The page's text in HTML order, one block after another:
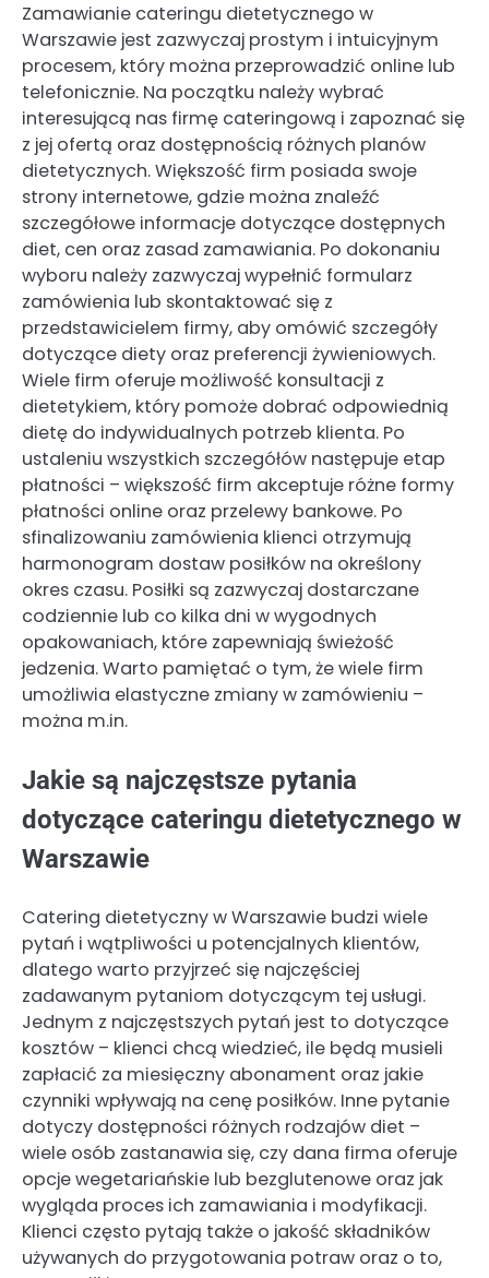
Zamawianie cateringu dietetycznego w
Warszawie jest zazwyczaj prostym i intuicyjnym
procesem, który można przeprowadzić online lub
telefonicznie. Na początku należy wybrać
interesującą nas firmę cateringową i zapoznać się
z jej ofertą oraz dostępnością różnych planów
dietetycznych. Większość firm posiada swoje
strony internetowe, gdzie można znaleźć
szczegółowe informacje dotyczące dostępnych
diet, cen oraz zasad zamawiania. Po dokonaniu
wyboru należy zazwyczaj wypełnić formularz
zamówienia lub skontaktować się z
przedstawicielem firmy, aby omówić szczegóły
dotyczące diety oraz preferencji żywieniowych.
Wiele firm oferuje możliwość konsultacji z
dietetykiem, który pomoże dobrać odpowiednią
dietę do indywidualnych potrzeb klienta. Po
ustaleniu wszystkich szczegółów następuje etap
płatności – większość firm akceptuje różne formy
płatności online oraz przelewy bankowe. Po
sfinalizowaniu zamówienia klienci otrzymują
harmonogram dostaw posiłków na określony
okres czasu. Posiłki są zazwyczaj dostarczane
codziennie lub co kilka dni w wygodnych
opakowaniach, które zapewniają świeżość
jedzenia. Warto pamiętać o tym, że wiele firm
umożliwia elastyczne zmiany w zamówieniu –
można m.in.
Jakie są najczęstsze pytania
dotyczące cateringu dietetycznego w
Warszawie
Catering dietetyczny w Warszawie budzi wiele
pytań i wątpliwości u potencjalnych klientów,
dlatego warto przyjrzeć się najczęściej
zadawanym pytaniom dotyczącym tej usługi.
Jednym z najczęstszych pytań jest to dotyczące
kosztów – klienci chcą wiedzieć, ile będą musieli
zapłacić za miesięczny abonament oraz jakie
czynniki wpływają na cenę posiłków. Inne pytanie
dotyczy dostępności różnych rodzajów diet –
wiele osób zastanawia się, czy dana firma oferuje
opcje wegetariańskie lub bezglutenowe oraz jak
wygląda proces ich zamawiania i modyfikacji.
Klienci często pytają także o jakość składników
używanych do przygotowania potraw oraz o to,